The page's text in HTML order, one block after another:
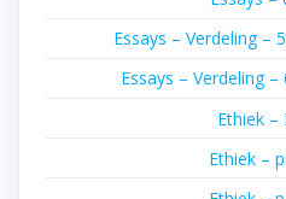
Essays – Verdeling –
Essays – Verdeling –
Ethiek –
Ethiek –